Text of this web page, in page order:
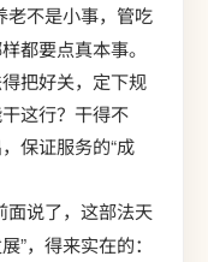
老不是小事，管吃
都要点真本事。
把好关，定下规
这行？干得不
保证服务的“成
面说了，这部法天
”，得来实在的：